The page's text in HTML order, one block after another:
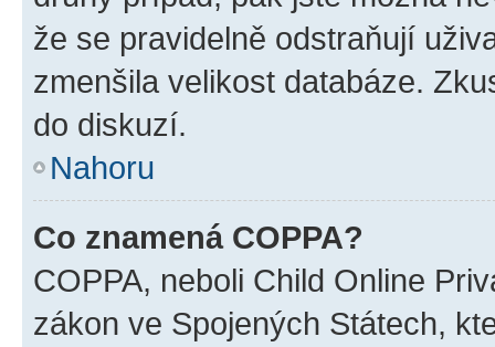
že se pravidelně odstraňují
zmenšila velikost databáze.
do diskuzí.
Nahoru
Co znamená COPPA?
COPPA, neboli Child Online
zákon ve Spojených Státech,